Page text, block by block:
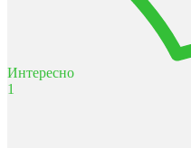
Интересно
1